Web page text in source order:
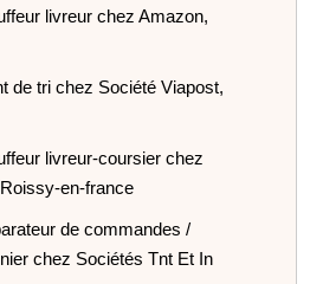
livreur chez Amazon,
de tri chez Société Viapost,
livreur-coursier chez
en-france
de commandes /
chez Sociétés Tnt Et In